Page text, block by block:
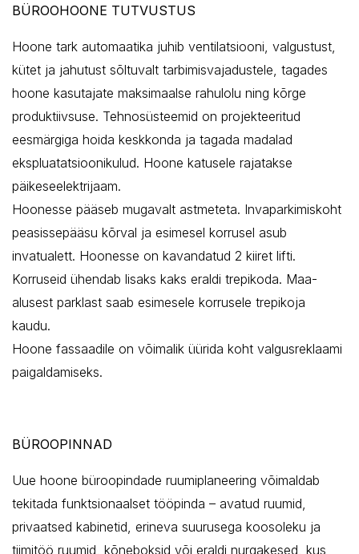
BÜROOHOONE TUTVUSTUS
Hoone tark automaatika juhib ventilatsiooni, valgustust,
kütet ja jahutust sõltuvalt tarbimisvajadustele, tagades
hoone kasutajate maksimaalse rahulolu ning kõrge
produktiivsuse. Tehnosüsteemid on projekteeritud
eesmärgiga hoida keskkonda ja tagada madalad
ekspluatatsioonikulud. Hoone katusele rajatakse
päikeseelektrijaam.
Hoonesse pääseb mugavalt astmeteta. Invaparkimiskoht
peasissepääsu kõrval ja esimesel korrusel asub
invatualett. Hoonesse on kavandatud 2 kiiret lifti.
Korruseid ühendab lisaks kaks eraldi trepikoda. Maa-
alusest parklast saab esimesele korrusele trepikoja
kaudu.
Hoone fassaadile on võimalik üürida koht valgusreklaami
paigaldamiseks.
BÜROOPINNAD
Uue hoone büroopindade ruumiplaneering võimaldab
tekitada funktsionaalset tööpinda – avatud ruumid,
privaatsed kabinetid, erineva suurusega koosoleku ja
tiimitöö ruumid, kõneboksid või eraldi nurgakesed, kus